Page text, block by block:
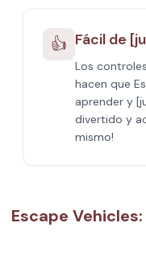
👍 Fácil de
Los
hacen que
aprender y
divertido y
mismo!
Escape